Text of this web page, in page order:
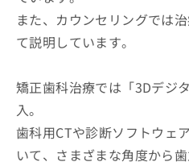
また、カウンセリングでは
て説明しています。
矯正歯科治療では「3Dデジ
入。
歯科用CTや診断ソフトウェ
いて、さまざまな角度から歯